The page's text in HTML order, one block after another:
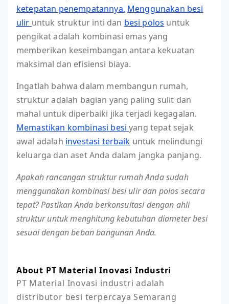
ketepatan penempatannya. Menggunakan besi
ulir untuk struktur inti dan besi polos untuk
pengikat adalah kombinasi emas yang
memberikan keseimbangan antara kekuatan
maksimal dan efisiensi biaya.
Ingatlah bahwa dalam membangun rumah,
struktur adalah bagian yang paling sulit dan
mahal untuk diperbaiki jika terjadi kegagalan.
Memastikan kombinasi besiyang tepat sejak
awal adalah investasi terbaik untuk melindungi
keluarga dan aset Anda dalam jangka panjang.
Apakah rancangan struktur rumah Anda sudah
menggunakan kombinasi besi ulir dan polos secara
tepat? Pastikan Anda berkonsultasi dengan ahli
struktur untuk menghitung kebutuhan diameter besi
sesuai dengan beban bangunan Anda.
About PT Material Inovasi Industri
PT Material Inovasi industri adalah
distributor besi terpercaya Semarang